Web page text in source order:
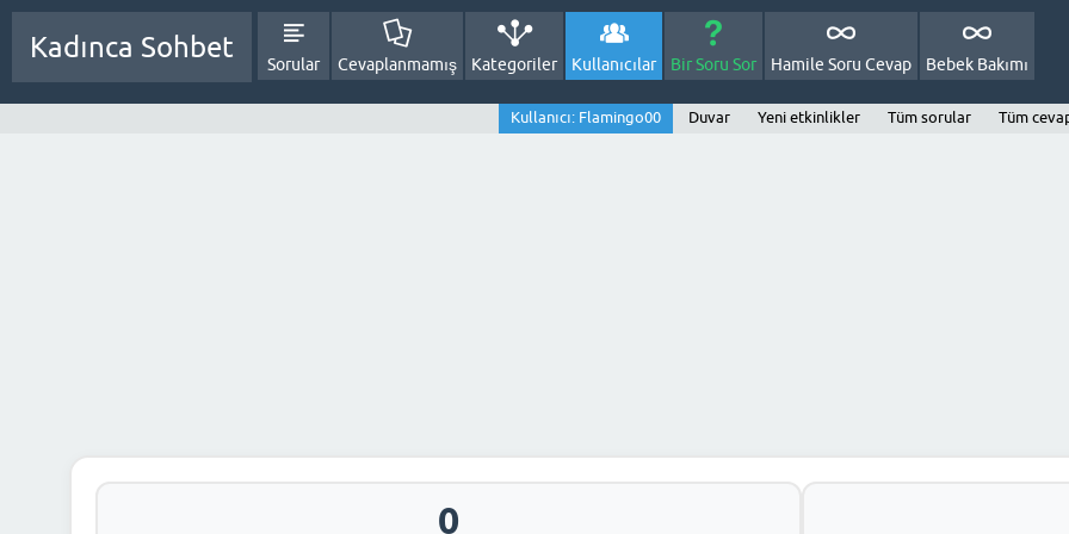
Kadınca Sohbet
Sorular Cevaplanmamış Kategoriler Kullanıcılar Bir Soru Sor Hamile Soru Cevap Bebek Bakımı
Kullanıcı: Flamingo00 Duvar Yeni etkinlikler Tüm sorular Tüm
0